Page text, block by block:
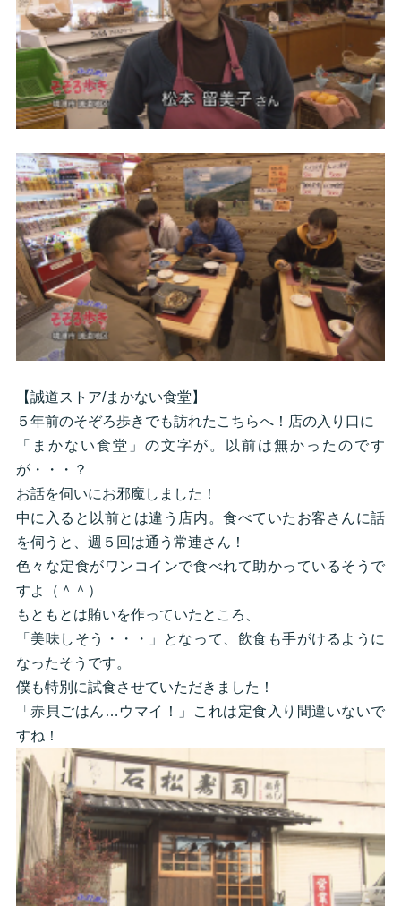
【誠道ストア/まかない食堂】
５年前のそぞろ歩きでも訪れたこちらへ！店の入り口に
「まかない食堂」の文字が。以前は無かったのです
が・・・？
お話を伺いにお邪魔しました！
中に入ると以前とは違う店内。食べていたお客さんに話
を伺うと、週５回は通う常連さん！
色々な定食がワンコインで食べれて助かっているそうで
すよ（＾＾）
もともとは賄いを作っていたところ、
「美味しそう・・・」となって、飲食も手がけるように
なったそうです。
僕も特別に試食させていただきました！
「赤貝ごはん…ウマイ！」これは定食入り間違いないで
すね！